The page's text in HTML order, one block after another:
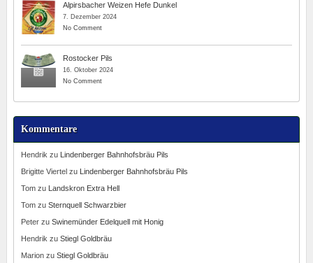
Alpirsbacher Weizen Hefe Dunkel
7. Dezember 2024
No Comment
Rostocker Pils
16. Oktober 2024
No Comment
Kommentare
Hendrik zu
Lindenberger Bahnhofsbräu Pils
Brigitte Viertel zu
Lindenberger Bahnhofsbräu Pils
Tomzu
Landskron Extra Hell
Tomzu Sternquell Schwarzbier
Peterzu Swinemünder Edelquell mit Honig
Hendrik zu Stiegl Goldbräu
Marionzu Stiegl Goldbräu